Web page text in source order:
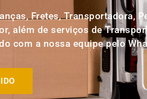
Fretes, Transportadora,
além de serviços de
com a nossa equipe pelo